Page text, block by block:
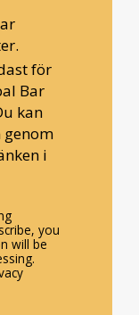
för
Bar
kan
i
you
will be